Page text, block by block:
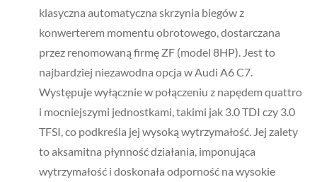
klasyczna automatyczna skrzynia biegów z
konwerterem momentu obrotowego, dostarczana
przez renomowaną firmę ZF (model 8HP). Jest to
najbardziej niezawodna opcja w Audi A6 C7.
Występuje wyłącznie w połączeniu z napędem quattro
i mocniejszymi jednostkami, takimi jak 3.0 TDI czy 3.0
TFSI, co podkreśla jej wysoką wytrzymałość. Jej zalety
to aksamitna płynność działania, imponująca
wytrzymałość i doskonała odporność na wysokie